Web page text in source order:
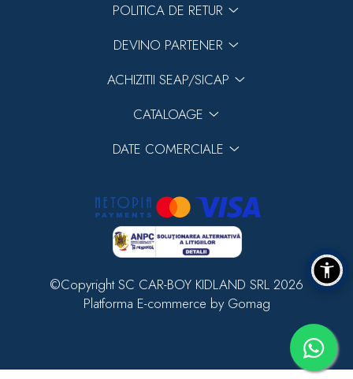
POLITICA DE RETUR
DEVINO PARTENER
ACHIZITII SEAP/SICAP
CATALOAGE
DATE COMERCIALE
©Copyright SC CAR-BOY KIDLAND SRL 2026
Platforma E-commerce by Gomag